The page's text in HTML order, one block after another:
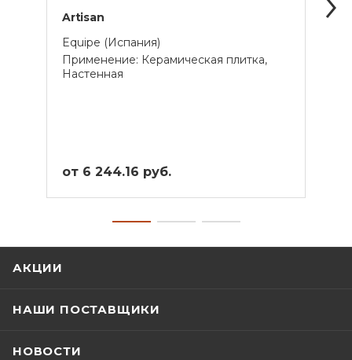
Artisan
Equipe (Испания)
Применение: Керамическая плитка,
Настенная
от 6 244.16 руб.
АКЦИИ
НАШИ ПОСТАВЩИКИ
НОВОСТИ